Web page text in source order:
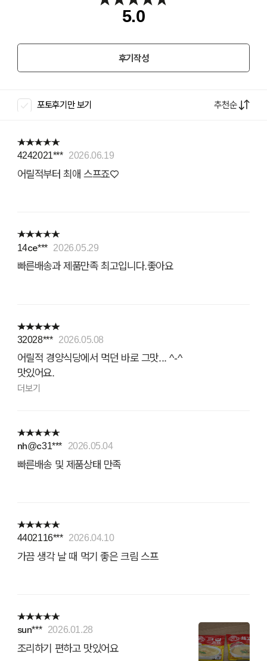
5.0
후기작성
포토후기만 보기 추천순
4242021*** 2026.06.19
어릴적부터 최애 스프죠♡
14ce*** 2026.05.29
빠른배송과 제품만족 최고입니다.좋아요
32028*** 2026.05.08
어릴적 경양식당에서 먹던 바로 그맛... ^-^
맛있어요.
더보기
nh@c31*** 2026.05.04
빠른배송 및 제품상태 만족
4402116*** 2026.04.10
가끔 생각 날 때 먹기 좋은 크림 스프
sun*** 2026.01.28
조리하기 편하고 맛있어요